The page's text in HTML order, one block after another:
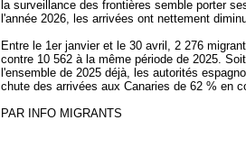
la surveillance des frontières semble porter
l'année 2026, les arrivées ont nettement
Entre le 1er janvier et le 30 avril, 2 276
contre 10 562 à la même période de 2025.
l'ensemble de 2025 déjà, les autorités
chute des arrivées aux Canaries de 62 % en
PAR INFO MIGRANTS